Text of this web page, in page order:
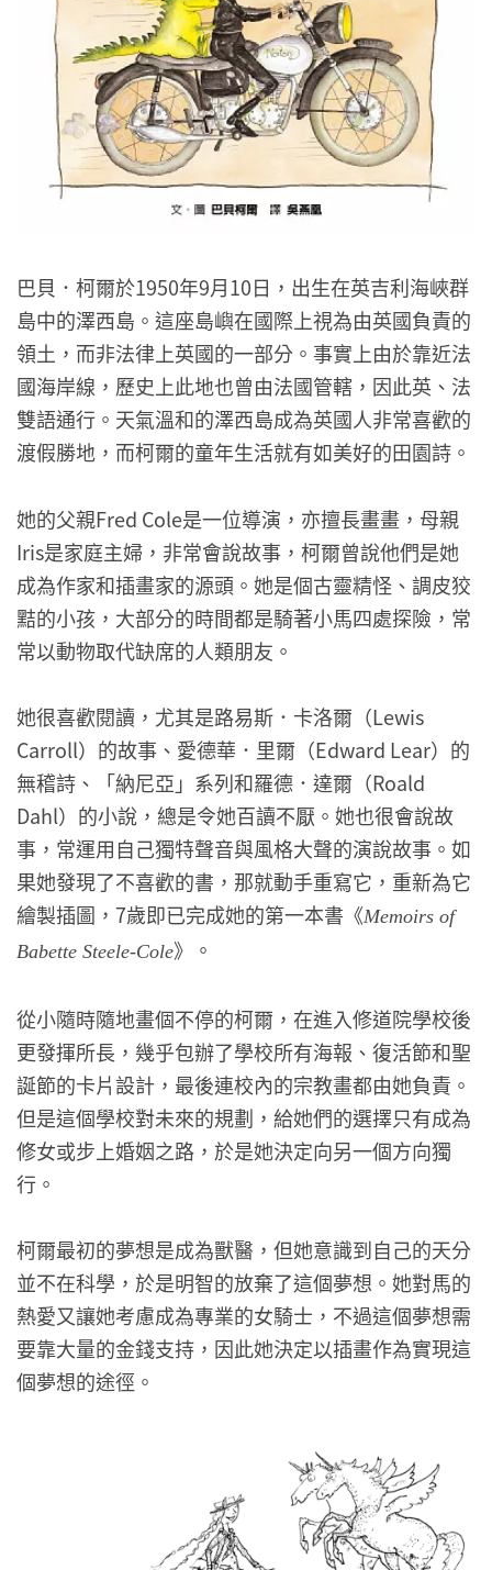
巴貝．柯爾於1950年9月10日，出生在英吉利海峽群
島中的澤西島。這座島嶼在國際上視為由英國負責的
領土，而非法律上英國的一部分。事實上由於靠近法
國海岸線，歷史上此地也曾由法國管轄，因此英、法
雙語通行。天氣溫和的澤西島成為英國人非常喜歡的
渡假勝地，而柯爾的童年生活就有如美好的田園詩。
她的父親Fred Cole是一位導演，亦擅長畫畫，母親
Iris是家庭主婦，非常會說故事，柯爾曾說他們是她
成為作家和插畫家的源頭。她是個古靈精怪、調皮狡
黠的小孩，大部分的時間都是騎著小馬四處探險，常
常以動物取代缺席的人類朋友。
她很喜歡閱讀，尤其是路易斯．卡洛爾（Lewis
Carroll）的故事、愛德華．里爾（Edward Lear）的
無稽詩、「納尼亞」系列和羅德．達爾（Roald
Dahl）的小說，總是令她百讀不厭。她也很會說故
事，常運用自己獨特聲音與風格大聲的演說故事。如
果她發現了不喜歡的書，那就動手重寫它，重新為它
繪製插圖，7歲即已完成她的第一本書《Memoirs of
Babette Steele-Cole》。
從小隨時隨地畫個不停的柯爾，在進入修道院學校後
更發揮所長，幾乎包辦了學校所有海報、復活節和聖
誕節的卡片設計，最後連校內的宗教畫都由她負責。
但是這個學校對未來的規劃，給她們的選擇只有成為
修女或步上婚姻之路，於是她決定向另一個方向獨
行。
柯爾最初的夢想是成為獸醫，但她意識到自己的天分
並不在科學，於是明智的放棄了這個夢想。她對馬的
熱愛又讓她考慮成為專業的女騎士，不過這個夢想需
要靠大量的金錢支持，因此她決定以插畫作為實現這
個夢想的途徑。